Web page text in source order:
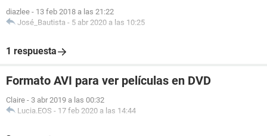
diazlee - 13 feb 2018 a las 21:22
José_Bautista - 5 abr 2020 a las 10:25
1 respuesta
Formato AVI para ver películas en DVD
Claire - 3 abr 2019 a las 00:32
Lucia.EOS - 17 feb 2020 a las 14:44